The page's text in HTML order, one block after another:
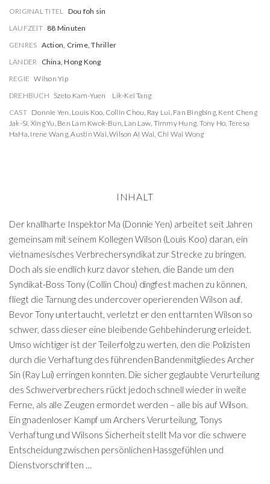
ORIGINAL TITEL Dou foh sin
LAUFZEIT 88 Minuten
GENRES Action, Crime, Thriller
LÄNDER China, Hong Kong
REGIE Wilson Yip
DREHBUCH Szeto Kam-Yuen
Lik-Kei Tang
CAST Donnie Yen, Louis Koo, Collin Chou, Ray Lui, Fan Bingbing, Kent Cheng
Jak-Si, Xing Yu, Ben Lam Kwok-Bun, Lan Law, Timmy Hung, Tony Ho, Teresa
HaHa, Irene Wang,Austin Wai,Wilson Ai Wai, Chi Wai Wong
INHALT
Der knallharte Inspektor Ma (Donnie Yen) arbeitet seit Jahren
gemeinsam mit seinem Kollegen Wilson (Louis Koo) daran, ein
vietnamesisches Verbrechersyndikat zur Strecke zu bringen.
Doch als sie endlich kurz davor stehen, die Bande um den
Syndikat-Boss Tony (Collin Chou) dingfest machen zu können,
fliegt die Tarnung des undercover operierenden Wilson auf.
Bevor Tony untertaucht, verletzt er den enttarnten Wilson so
schwer, dass dieser eine bleibende Gehbehinderung erleidet.
Umso wichtiger ist der Teilerfolg zu werten, den die Polizisten
durch die Verhaftung des führenden Bandenmitgliedes Archer
Sin (Ray Lui) erringen konnten. Die sicher geglaubte Verurteilung
des Schwerverbrechers rückt jedoch schnell wieder in weite
Ferne, als alle Zeugen ermordet werden – alle bis auf Wilson.
Ein gnadenloser Kampf um Archers Verurteilung, Tonys
Verhaftung und Wilsons Sicherheit stellt Ma vor die schwere
Entscheidung zwischen persönlichen Hassgefühlen und
Dienstvorschriften …